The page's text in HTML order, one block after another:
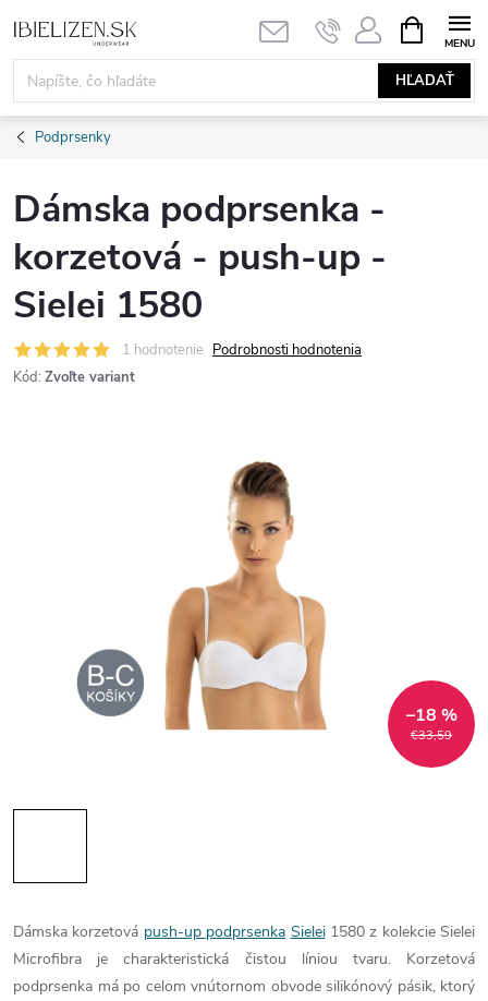
na
obsah
HĽADAŤ
KOŠÍK
Podprsenky
Dámska podprsenka -
korzetová - push-up -
Sielei 1580
1 hodnotenie Podrobnosti hodnotenia
Kód: Zvoľte variant
€33,59
–18 %
Dámska korzetová push-up podprsenka Sielei1580 z kolekcie Sielei
Microfibra je charakteristická čistou líniou tvaru. Korzetová
podprsenka má po celom vnútornom obvode silikónový pásik, ktorý